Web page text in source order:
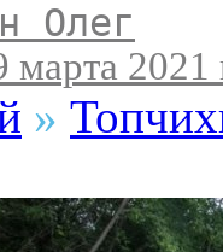
Олег
марта 2021
»